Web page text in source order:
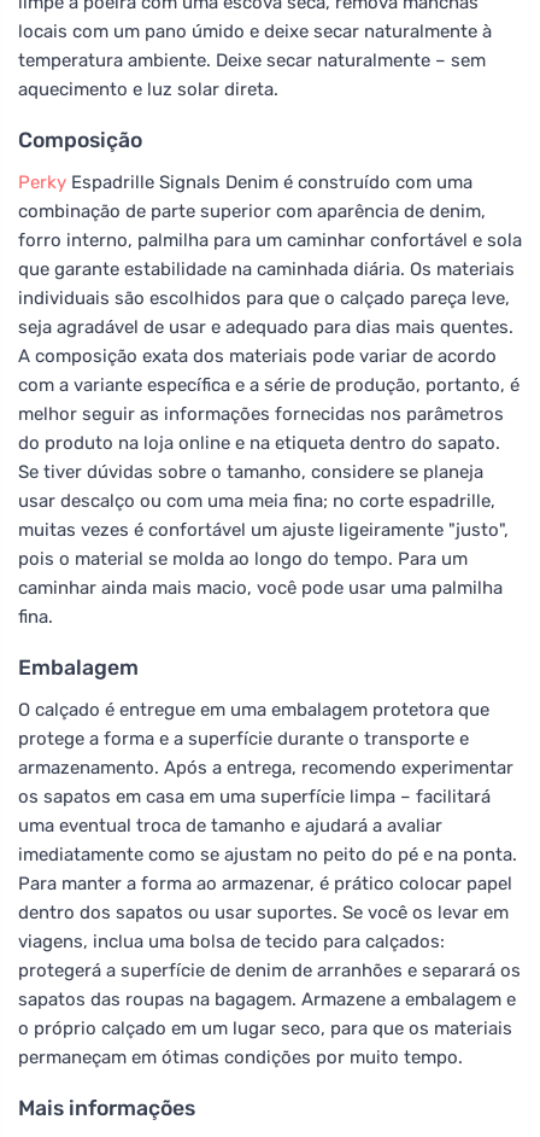
locais com um pano úmido e deixe secar naturalmente à
temperatura ambiente. Deixe secar naturalmente – sem
aquecimento e luz solar direta.
Composição
Perky Espadrille Signals Denim é construído com uma
combinação de parte superior com aparência de denim,
forro interno, palmilha para um caminhar confortável e sola
que garante estabilidade na caminhada diária. Os materiais
individuais são escolhidos para que o calçado pareça leve,
seja agradável de usar e adequado para dias mais quentes.
A composição exata dos materiais pode variar de acordo
com a variante específica e a série de produção, portanto, é
melhor seguir as informações fornecidas nos parâmetros
do produto na loja online e na etiqueta dentro do sapato.
Se tiver dúvidas sobre o tamanho, considere se planeja
usar descalço ou com uma meia fina; no corte espadrille,
muitas vezes é confortável um ajuste ligeiramente "justo",
pois o material se molda ao longo do tempo. Para um
caminhar ainda mais macio, você pode usar uma palmilha
fina.
Embalagem
O calçado é entregue em uma embalagem protetora que
protege a forma e a superfície durante o transporte e
armazenamento. Após a entrega, recomendo experimentar
os sapatos em casa em uma superfície limpa – facilitará
uma eventual troca de tamanho e ajudará a avaliar
imediatamente como se ajustam no peito do pé e na ponta.
Para manter a forma ao armazenar, é prático colocar papel
dentro dos sapatos ou usar suportes. Se você os levar em
viagens, inclua uma bolsa de tecido para calçados:
protegerá a superfície de denim de arranhões e separará os
sapatos das roupas na bagagem. Armazene a embalagem e
o próprio calçado em um lugar seco, para que os materiais
permaneçam em ótimas condições por muito tempo.
Mais informações